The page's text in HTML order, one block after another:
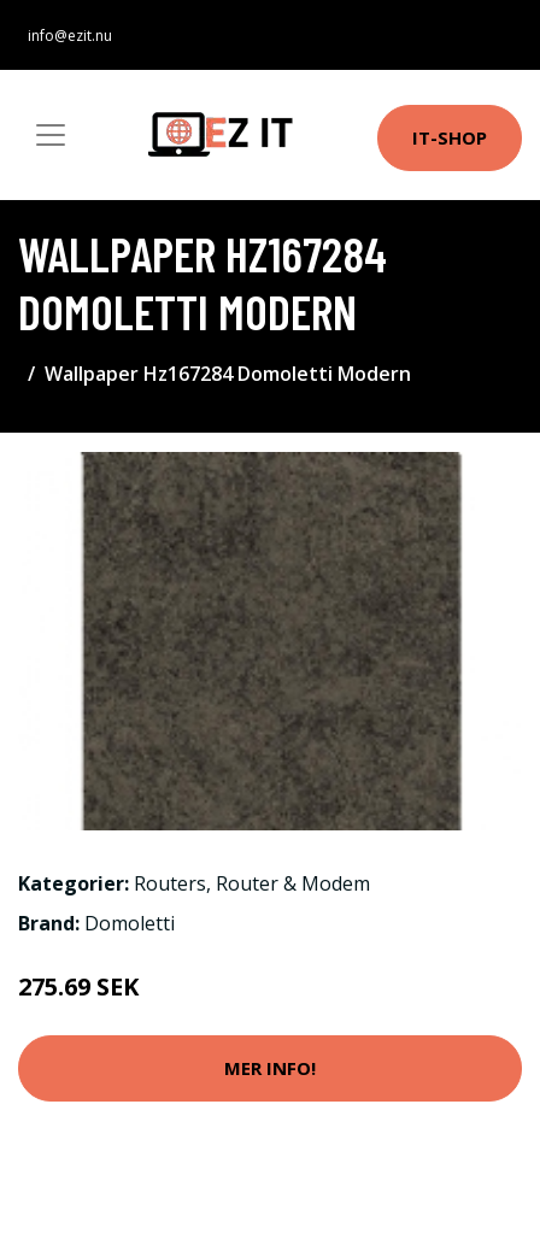
info@ezit.nu
IT-SHOP
WALLPAPER HZ167284
DOMOLETTI MODERN
Wallpaper Hz167284 Domoletti Modern
Kategorier: Routers, Router & Modem
Brand: Domoletti
275.69 SEK
MER INFO!